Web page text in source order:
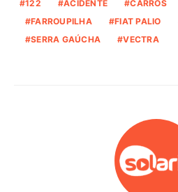
122 ACIDENTE CARROS
FARROUPILHA
FIAT PALIO
SERRA GAÚCHA
VECTRA